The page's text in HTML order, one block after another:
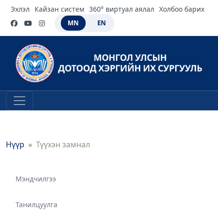
Эхлэл Кайзан систем 360° виртуал аялал Холбоо барих
MN EN
Нүүр Түүхэн замнал
Мэндчилгээ
Танилцуулга